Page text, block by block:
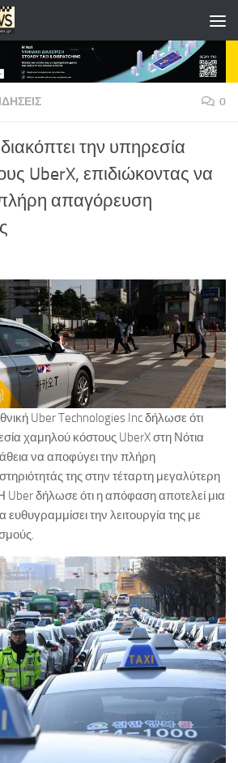
0
την υπηρεσία
UberX, επιδιώκοντας να
απαγόρευση
Uber Technologies Inc δήλωσε ότι
χαμηλού κόστους UberX στη Νότια
να αποφύγει την πλήρη
της στην τέταρτη μεγαλύτερη
Uber δήλωσε ότι η απόφαση αποτελεί μια
την λειτουργία της με